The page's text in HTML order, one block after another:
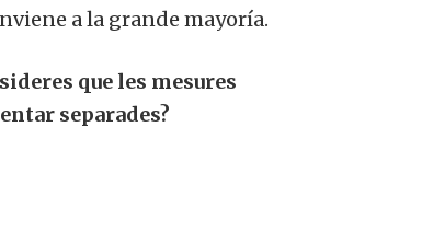
a la grande mayoría.
que les mesures
separades?